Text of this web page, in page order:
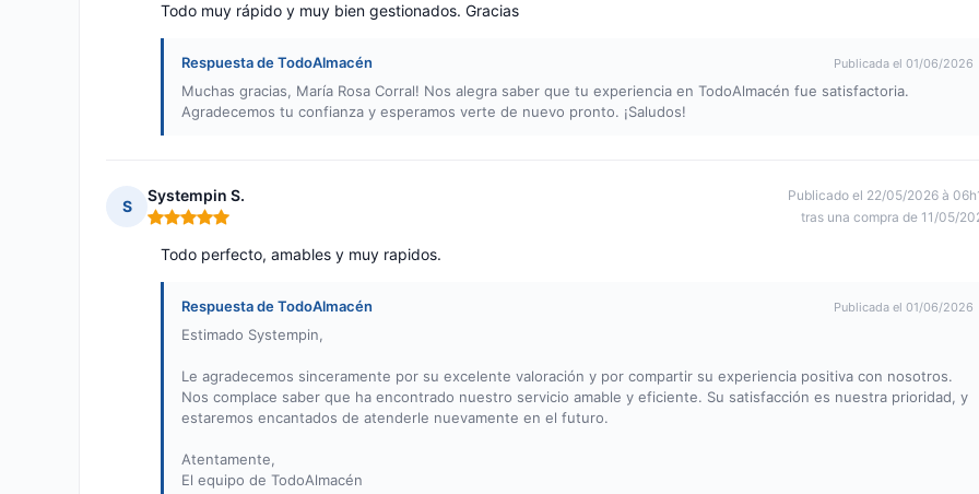
Todo muy rápido y muy bien gestionados. Gracias
Respuesta de TodoAlmacén Publicada el 01/06/2026
Muchas gracias, María Rosa Corral! Nos alegra saber que tu experiencia en TodoAlmacén fue satisfactoria.
Agradecemos tu confianza y esperamos verte de nuevo pronto. ¡Saludos!
S
Systempin S.
Nota: 5 de 5
Publicado el 22/05/2026 à
tras una compra de 11/05/
Todo perfecto, amables y muy rapidos.
Respuesta de TodoAlmacén Publicada el 01/06/2026
Estimado Systempin,
Le agradecemos sinceramente por su excelente valoración y por compartir su experiencia positiva con nosotros.
Nos complace saber que ha encontrado nuestro servicio amable y eficiente. Su satisfacción es nuestra prioridad, y
estaremos encantados de atenderle nuevamente en el futuro.
Atentamente,
El equipo de TodoAlmacén